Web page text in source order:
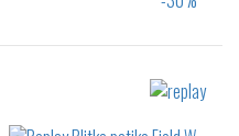
Izaberi željeni broj: